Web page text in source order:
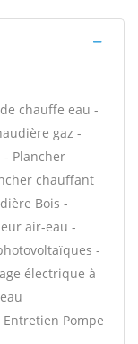
chauffe eau -
gaz -
Plancher
chauffant
Bois -
air-eau -
-
électrique à
Pompe